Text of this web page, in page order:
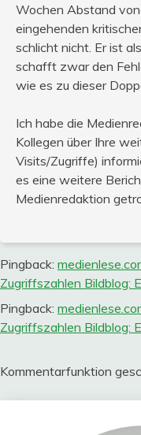
Wochen Abstand
eingehenden
schlicht nicht. Er ist
schafft zwar den
wie es zu dieser
Ich habe die
Kollegen über Ihre
Visits/Zugriffe)
es eine weitere
Medienredaktion
Pingback:
Zugriffszahlen Bildblog:
Pingback:
Zugriffszahlen Bildblog:
Kommentarfunktion